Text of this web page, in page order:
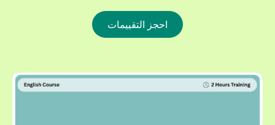
احجز التقييمات